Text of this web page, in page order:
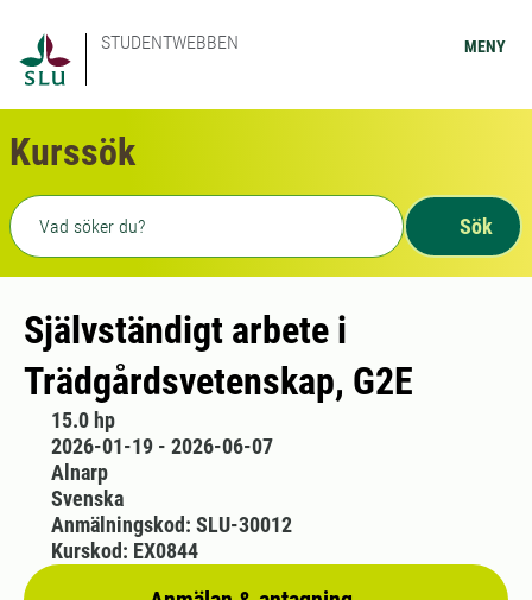
STUDENTWEBBEN MENY
Kurssök
Fritext sökning
Sök
Självständigt arbete i
Trädgårdsvetenskap, G2E
15.0 hp
2026-01-19 - 2026-06-07
Alnarp
Svenska
Anmälningskod: SLU-30012
Kurskod: EX0844